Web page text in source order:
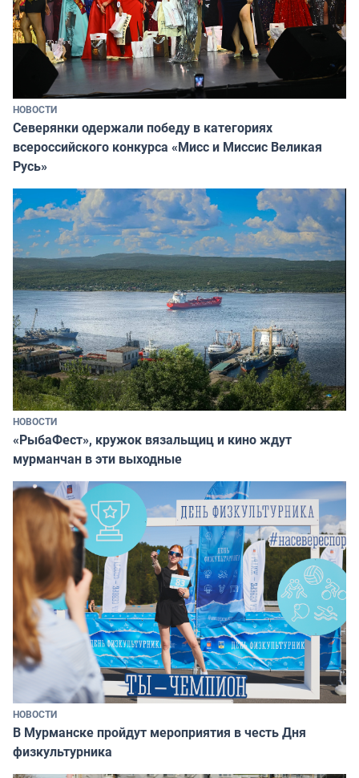
НОВОСТИ
Северянки одержали победу в категориях
всероссийского конкурса «Мисс и Миссис Великая
Русь»
НОВОСТИ
«РыбаФест», кружок вязальщиц и кино ждут
мурманчан в эти выходные
НОВОСТИ
В Мурманске пройдут мероприятия в честь Дня
физкультурника